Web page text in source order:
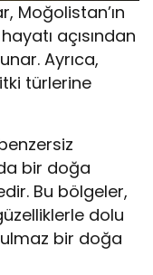
Moğolistan’ın
açısından
Ayrıca,
türlerine
bir doğa
Bu bölgeler,
dolu
bir doğa